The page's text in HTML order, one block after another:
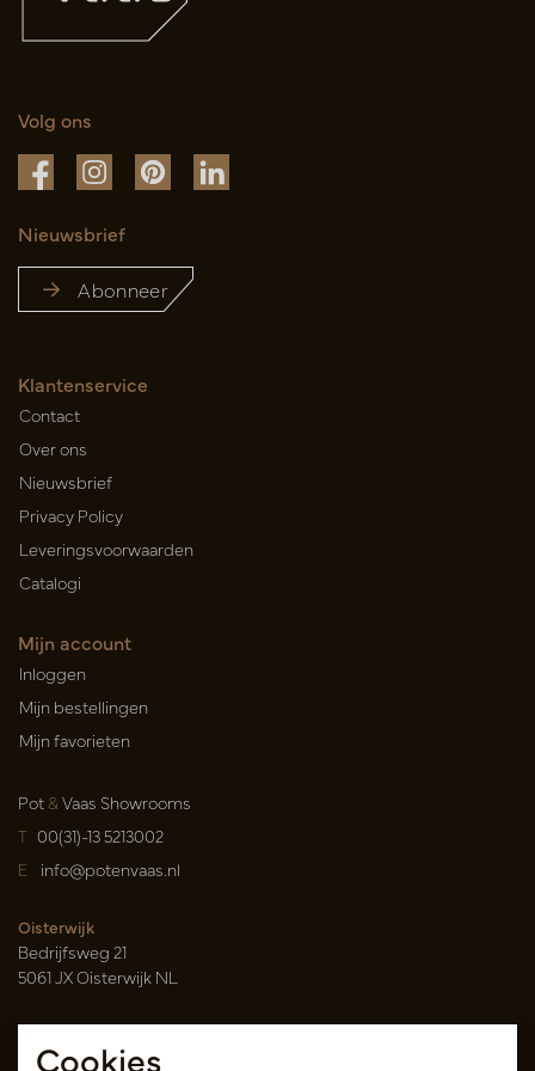
Volg ons
Nieuwsbrief
Abonneer
Klantenservice
Contact
Over ons
Nieuwsbrief
Privacy Policy
Leveringsvoorwaarden
Catalogi
Mijn account
Inloggen
Mijn bestellingen
Mijn favorieten
Pot&Vaas Showrooms
T 00(31)-13 5213002
E info@potenvaas.nl
Oisterwijk
Bedrijfsweg 21
5061 JX Oisterwijk NL
Openingstijden
Maandag t/m vrijdag 09.00-17.00 uur
Cookies